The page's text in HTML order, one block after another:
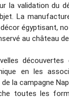
la validation du
La
égyptisant,
au château
découvertes
en les
la campagne
toutes les